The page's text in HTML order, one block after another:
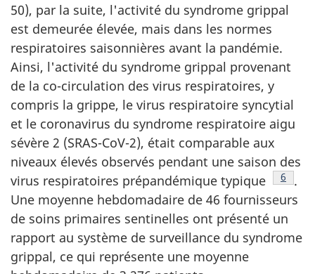
50), par la suite, l'activité du syndrome grippal
est demeurée élevée, mais dans les normes
respiratoires saisonnières avant la pandémie.
Ainsi, l'activité du syndrome grippal provenant
de la co-circulation des virus respiratoires, y
compris la grippe, le virus respiratoire syncytial
et le coronavirus du syndrome respiratoire aigu
sévère 2 (SRAS-CoV-2), était comparable aux
niveaux élevés observés pendant une saison des
virus respiratoires prépandémique typique
Note
6
.
Une moyenne hebdomadaire de 46 fournisseurs
de soins primaires sentinelles ont présenté un
rapport au système de surveillance du syndrome
grippal, ce qui représente une moyenne